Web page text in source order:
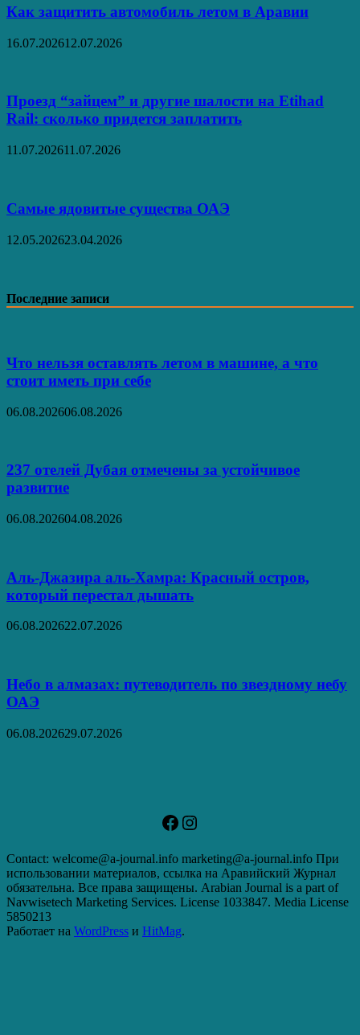
Как защитить автомобиль летом в Аравии
16.07.202612.07.2026
Проезд “зайцем” и другие шалости на Etihad
Rail: сколько придется заплатить
11.07.202611.07.2026
Самые ядовитые существа ОАЭ
12.05.202623.04.2026
Последние записи
Что нельзя оставлять летом в машине, а что
стоит иметь при себе
06.08.202606.08.2026
237 отелей Дубая отмечены за устойчивое
развитие
06.08.202604.08.2026
Аль‑Джазира аль‑Хамра: Красный остров,
который перестал дышать
06.08.202622.07.2026
Небо в алмазах: путеводитель по звездному небу
ОАЭ
06.08.202629.07.2026
Facebook
Instagram
Contact: welcome@a-journal.info marketing@a-journal.info При
использовании материалов, ссылка на Аравийский Журнал
обязательна. Все права защищены. Arabian Journal is a part of
Navwisetech Marketing Services. License 1033847. Media License
5850213
Работает на WordPress и HitMag.